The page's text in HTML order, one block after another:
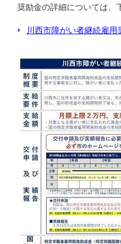
奨励金の詳細については、
川西市障がい者継続雇用